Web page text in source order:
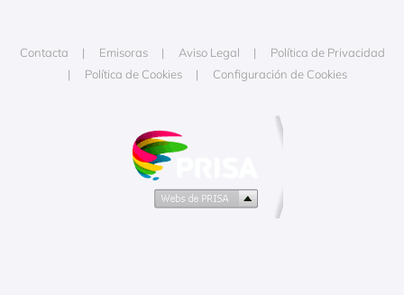
Contacta Emisoras Aviso Legal
Política de Privacidad
Política de Cookies
Configuración de Cookies